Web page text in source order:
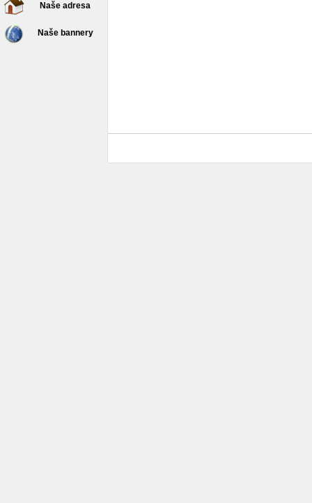
Naše adresa
Naše bannery